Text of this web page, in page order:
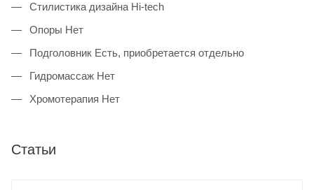
Стилистика дизайна Hi-tech
Опоры Нет
Подголовник Есть, приобретается отдельно
Гидромассаж Нет
Хромотерапия Нет
Статьи